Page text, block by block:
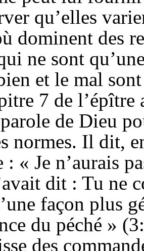
qu’elles
dominent des
ne sont
et le mal
7 de l’épître
de Dieu
normes. Il dit,
« Je n’aurais
dit : Tu ne
façon plus
du péché »
des